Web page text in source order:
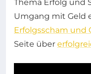
Thema Erfolg und
Umgang mit Geld
Erfolgsscham und
Seite über